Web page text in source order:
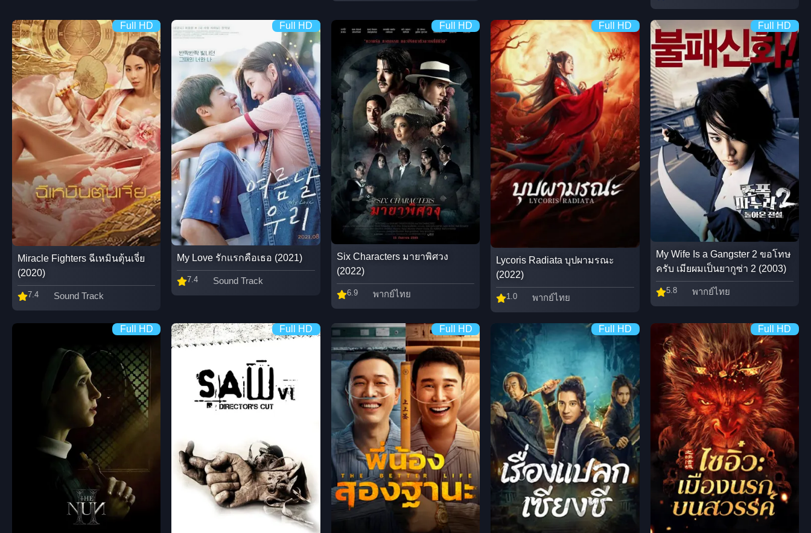
Full HD
Miracle Fighters ฉีเหมินตุ้นเจี่ย
(2020)
7.4 Sound Track
Full HD
My Love รักแรกคือเธอ (2021)
7.4 Sound Track
Full HD
Six Characters มายาพิศวง
(2022)
6.9 พากย์ไทย
Full HD
Lycoris Radiata บุปผามรณะ
(2022)
1.0 พากย์ไทย
Full HD
My Wife Is a Gangster 2 ขอโทษ
ครับ เมียผมเป็นยากูซ่า 2 (2003)
5.8 พากย์ไทย
Full HD Full HD Full HD Full HD Full HD